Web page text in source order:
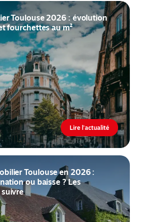
Toulouse 2026 : évolution
fourchettes au m²
Lire l'actualité
Toulouse en 2026 :
ou baisse ? Les